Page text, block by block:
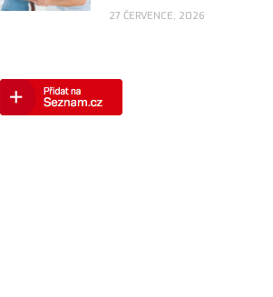
27 ČERVENCE, 2026